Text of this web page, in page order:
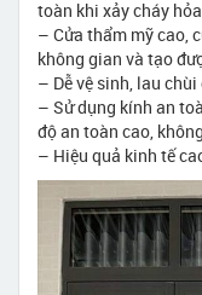
toàn khi xảy cháy hỏa
– Cửa thẩm mỹ cao,
không gian và tạo
– Dễ vệ sinh, lau
– Sử dụng kính an
độ an toàn cao,
– Hiệu quả kinh tế